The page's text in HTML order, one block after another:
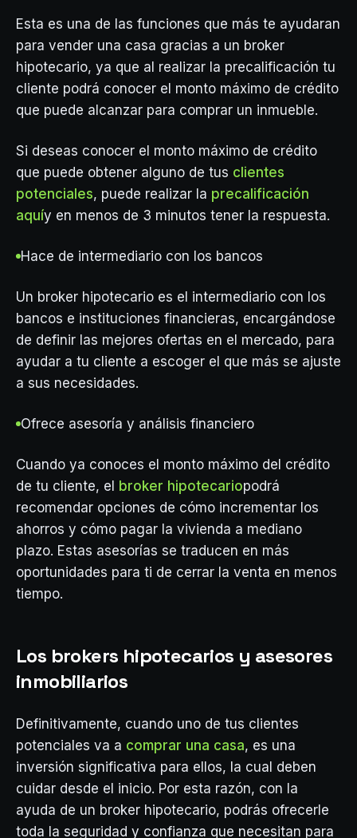
Esta es una de las funciones que más te ayudaran
para vender una casa gracias a un broker
hipotecario, ya que al realizar la precalificación tu
cliente podrá conocer el monto máximo de crédito
que puede alcanzar para comprar un inmueble.
Si deseas conocer el monto máximo de crédito
que puede obtener alguno de tus clientes
potenciales, puede realizar la precalificación
aquíy en menos de 3 minutos tener la respuesta.
Hace de intermediario con los bancos
Un broker hipotecario es el intermediario con los
bancos e instituciones financieras, encargándose
de definir las mejores ofertas en el mercado, para
ayudar a tu cliente a escoger el que más se ajuste
a sus necesidades.
Ofrece asesoría y análisis financiero
Cuando ya conoces el monto máximo del crédito
de tu cliente, el broker hipotecariopodrá
recomendar opciones de cómo incrementar los
ahorros y cómo pagar la vivienda a mediano
plazo. Estas asesorías se traducen en más
oportunidades para ti de cerrar la venta en menos
tiempo.
Los brokers hipotecarios y asesores
inmobiliarios
Definitivamente, cuando uno de tus clientes
potenciales va a comprar una casa, es una
inversión significativa para ellos, la cual deben
cuidar desde el inicio. Por esta razón, con la
ayuda de un broker hipotecario, podrás ofrecerle
toda la seguridad y confianza que necesitan para